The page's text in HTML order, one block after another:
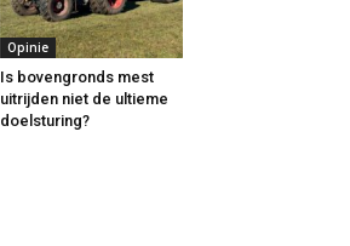
Opinie
Is bovengronds mest
uitrijden niet de ultieme
doelsturing?